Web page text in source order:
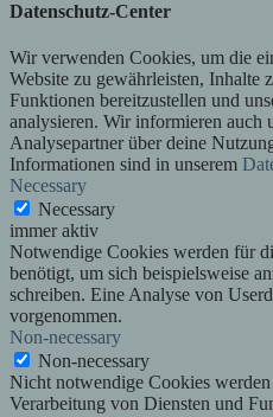
Datenschutz-Center
Wir verwenden Cookies, um die
Website zu gewährleisten, Inhalte
Funktionen bereitzustellen und
analysieren. Wir informieren auch
Analysepartner über deine
Informationen sind in unserem
Necessary
Necessary
immer aktiv
Notwendige Cookies werden für
benötigt, um sich beispielsweise
schreiben. Eine Analyse von
vorgenommen.
Non-necessary
Non-necessary
Nicht notwendige Cookies
Verarbeitung von Diensten und